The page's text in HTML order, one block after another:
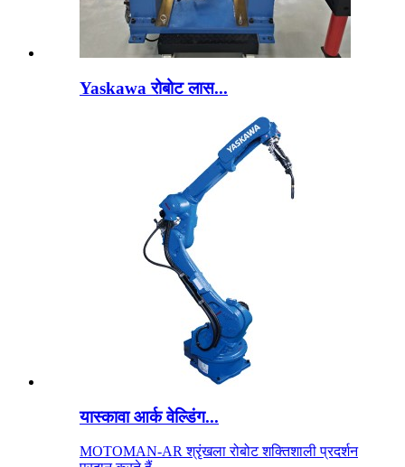
Yaskawa रोबोट लास...
यास्कावा आर्क वेल्डिंग...
MOTOMAN-AR श्रृंखला रोबोट शक्तिशाली प्रदर्शन